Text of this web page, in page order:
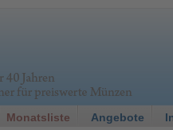
Monatsliste Angebote